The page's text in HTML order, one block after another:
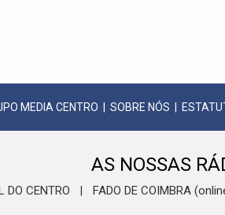
MEDIA CENTRO SOBRE NÓS
AS NOSSAS
DO CENTRO FADO DE COIMBRA